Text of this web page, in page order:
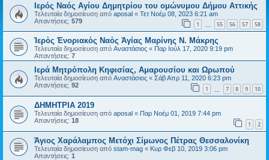
Ιερός Ναός Αγίου Δημητρίου του ομώνυμου Δήμου Αττικής
Τελευταία δημοσίευση από aposal « Τετ Νοέμ 08, 2023 6:21 am
Απαντήσεις: 579 1 55 56 57 58
Ἱερὸς Ἐνοριακὸς Ναὸς Ἁγίας Μαρίνης Ν. Μάκρης
Τελευταία δημοσίευση από Αναστάσιος « Παρ Ιούλ 17, 2020 9:19 pm
Απαντήσεις: 7
Ιερά Μητρόπολη Κηφισίας, Αμαρουσίου και Ωρωπού
Τελευταία δημοσίευση από Αναστάσιος « Σάβ Απρ 11, 2020 6:23 pm
Απαντήσεις: 92 1 7 8 9 10
ΔΗΜΗΤΡΙΑ 2019
Τελευταία δημοσίευση από aposal « Παρ Νοέμ 01, 2019 7:44 pm
Απαντήσεις: 18 1 2
Άγιος Χαράλαμπος Μετόχι Σίμωνος Πέτρας Θεσσαλονίκη
Τελευταία δημοσίευση από stam-mag « Κυρ Φεβ 10, 2019 3:06 pm
Απαντήσεις: 1